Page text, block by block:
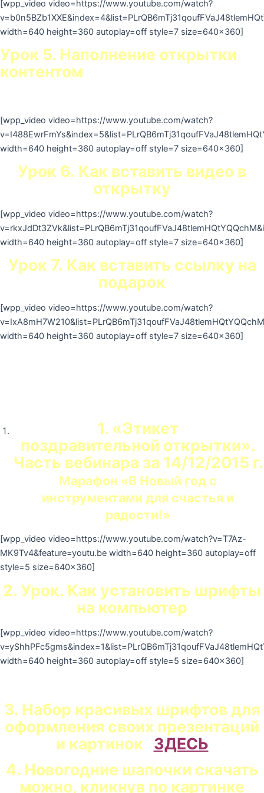
[wpp_video video=https://www.youtube.com/watch?
width=640 height=360 autoplay=off style=7 size=640×360]
Урок 5. Наполнение открытки
контентом
[wpp_video video=https://www.youtube.com/watch?
width=640 height=360 autoplay=off style=7 size=640×360]
Урок 6. Как вставить видео в
открытку
[wpp_video video=https://www.youtube.com/watch?
width=640 height=360 autoplay=off style=7 size=640×360]
Урок 7. Как вставить ссылку на
подарок
[wpp_video video=https://www.youtube.com/watch?
width=640 height=360 autoplay=off style=7 size=640×360]
1. «Этикет
поздравительной открытки».
Часть вебинара за 14/12/2015 г.
Марафон «В Новый год с
инструментами для счастья и
радости!»
[wpp_video video=https://www.youtube.com/watch?v=T7Az-
MK9Tv4&feature=youtu.be width=640 height=360 autoplay=off
style=5 size=640×360]
2. Урок. Как установить шрифты
на компьютер
[wpp_video video=https://www.youtube.com/watch?
width=640 height=360 autoplay=off style=5 size=640×360]
3. Набор красивых шрифтов для
оформления своих презентаций
и картинок
ЗДЕСЬ
4. Новогодние шапочки скачать
можно, кликнув по картинке